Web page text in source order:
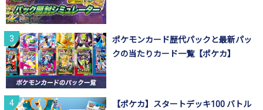
ポケモンカード歴代パックと最新パッ
クの当たりカード一覧【ポケカ】
【ポケカ】スタートデッキ100 バトル